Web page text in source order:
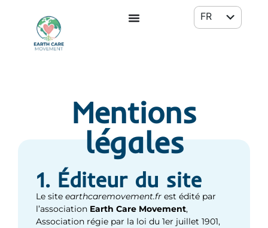
FR
Mentions
légales
1. Éditeur du site
Le site earthcaremovement.fr est édité par
l’association Earth Care Movement,
Association régie par la loi du 1er juillet 1901,